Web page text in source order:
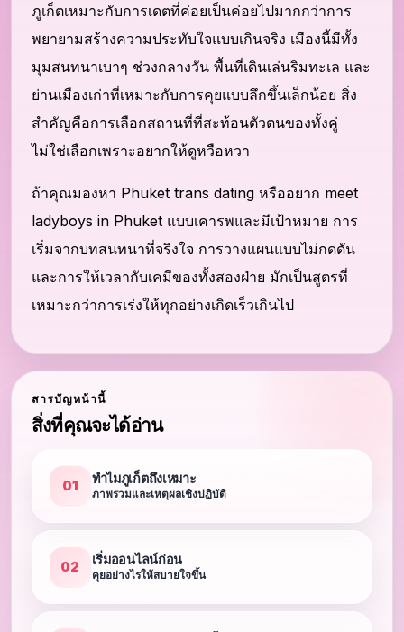
ภูเก็ตเหมาะกับการเดตที่ค่อยเป็นค่อยไปมากกว่าการ
พยายามสร้างความประทับใจแบบเกินจริง เมืองนี้มีทั้ง
มุมสนทนาเบาๆ ช่วงกลางวัน พื้นที่เดินเล่นริมทะเล และ
ย่านเมืองเก่าที่เหมาะกับการคุยแบบลึกขึ้นเล็กน้อย สิ่ง
สำคัญคือการเลือกสถานที่ที่สะท้อนตัวตนของทั้งคู่
ไม่ใช่เลือกเพราะอยากให้ดูหวือหวา
ถ้าคุณมองหา Phuket trans dating หรืออยาก meet
ladyboys in Phuket แบบเคารพและมีเป้าหมาย การ
เริ่มจากบทสนทนาที่จริงใจ การวางแผนแบบไม่กดดัน
และการให้เวลากับเคมีของทั้งสองฝ่าย มักเป็นสูตรที่
เหมาะกว่าการเร่งให้ทุกอย่างเกิดเร็วเกินไป
สารบัญหน้านี้
สิ่งที่คุณจะได้อ่าน
01 ทำไมภูเก็ตถึงเหมาะ
ภาพรวมและเหตุผลเชิงปฏิบัติ
02 เริ่มออนไลน์ก่อน
คุยอย่างไรให้สบายใจขึ้น